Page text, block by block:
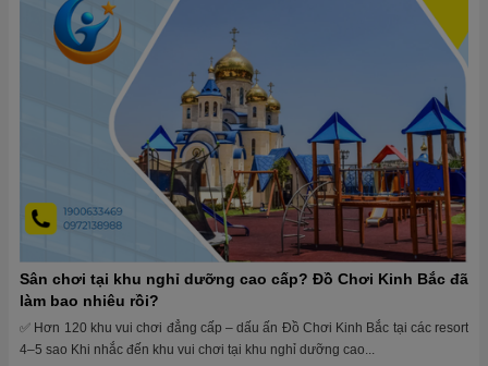
Sân chơi tại khu nghỉ dưỡng cao cấp? Đồ Chơi Kinh Bắc đã
làm bao nhiêu rồi?
✅ Hơn 120 khu vui chơi đẳng cấp – dấu ấn Đồ Chơi Kinh Bắc tại các resort
4–5 sao Khi nhắc đến khu vui chơi tại khu nghỉ dưỡng cao...